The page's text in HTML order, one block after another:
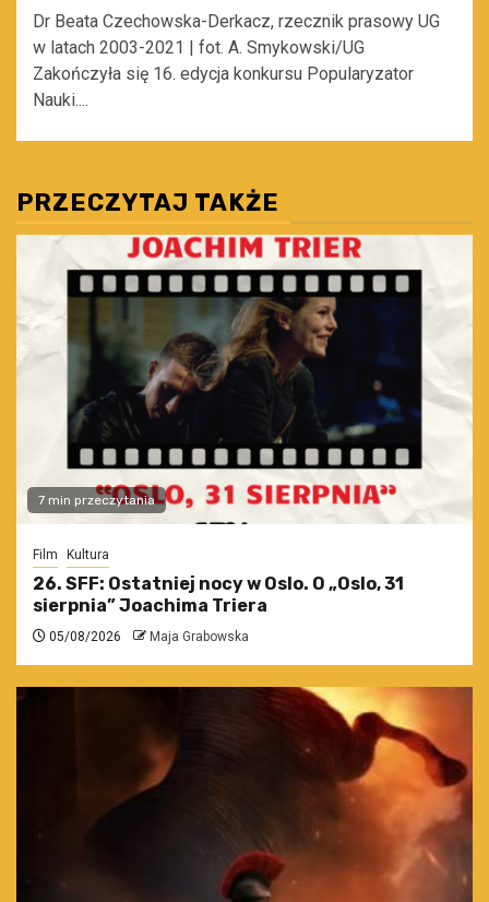
Dr Beata Czechowska-Derkacz, rzecznik prasowy UG
w latach 2003-2021 | fot. A. Smykowski/UG
Zakończyła się 16. edycja konkursu Popularyzator
Nauki....
PRZECZYTAJ TAKŻE
7 min przeczytania
Film Kultura
26. SFF: Ostatniej nocy w Oslo. O „Oslo, 31
sierpnia” Joachima Triera
05/08/2026 Maja Grabowska